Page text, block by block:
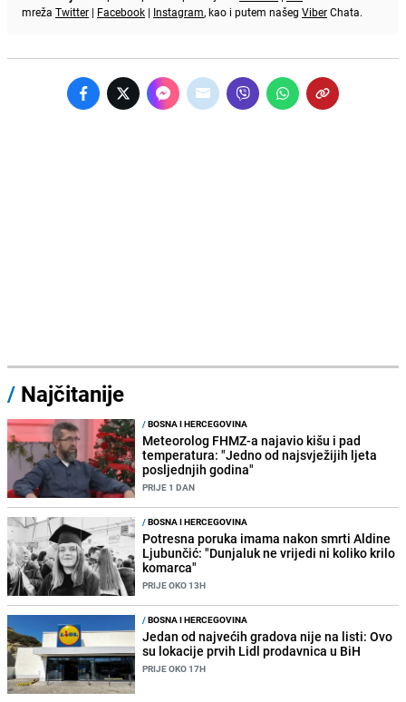
mreža Twitter | Facebook | Instagram, kao i putem našeg ViberChata.
/ Najčitanije
/BOSNA I HERCEGOVINA
Meteorolog FHMZ-a najavio kišu i pad
temperatura: "Jedno od najsvježijih ljeta
posljednjih godina"
PRIJE 1 DAN
/BOSNA I HERCEGOVINA
Potresna poruka imama nakon smrti Aldine
Ljubunčić: "Dunjaluk ne vrijedi ni koliko krilo
komarca"
PRIJE OKO 13H
/BOSNA I HERCEGOVINA
Jedan od najvećih gradova nije na listi: Ovo
su lokacije prvih Lidl prodavnica u BiH
PRIJE OKO 17H